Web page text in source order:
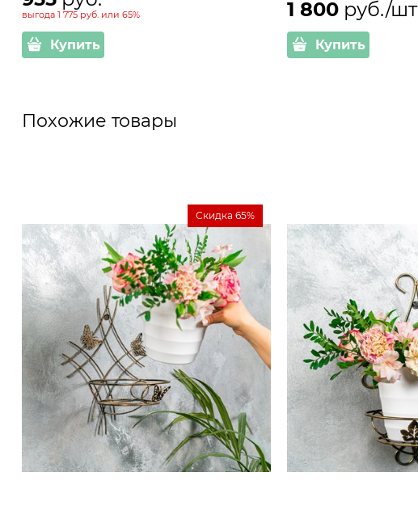
выгода 1 775 руб. или 65%
Купить
1 800 руб./шт
Купить
Похожие товары
Скидка 65%